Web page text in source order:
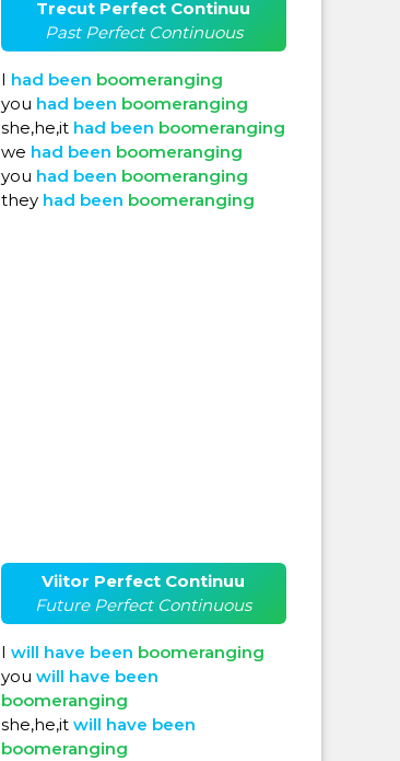
Trecut Perfect Continuu
Past Perfect Continuous
I had been boomeranging
you had been boomeranging
she,he,it had been boomeranging
we had been boomeranging
you had been boomeranging
they had been boomeranging
Viitor Perfect Continuu
Future Perfect Continuous
I will have been boomeranging
you will have been
boomeranging
she,he,it will have been
boomeranging